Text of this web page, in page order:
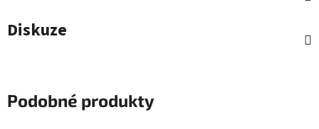
Diskuze
Podobné produkty